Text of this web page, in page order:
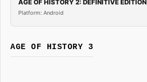
AGE OF HISTORY 2: DEFINITIVE EDITION
Platform: Android
AGE OF HISTORY 3